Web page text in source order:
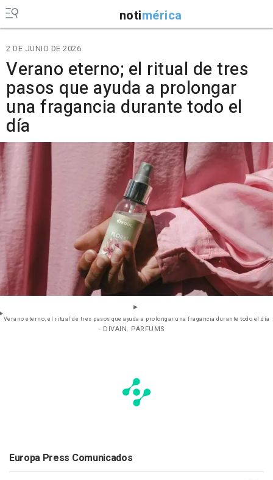
notimérica
2 DE JUNIO DE 2026
Verano eterno; el ritual de tres
pasos que ayuda a prolongar
una fragancia durante todo el
día
Verano eterno; el ritual de tres pasos que ayuda a prolongar una fragancia durante todo el día
- DIVAIN. PARFUMS
Europa Press Comunicados